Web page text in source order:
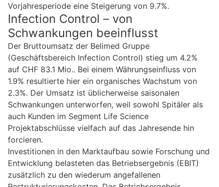
Vorjahresperiode eine Steigerung von 9.7%.
Infection Control – von
Schwankungen beeinflusst
Der Bruttoumsatz der Belimed Gruppe
(Geschäftsbereich Infection Control) stieg um 4.2%
auf CHF 83.1 Mio.. Bei einem Währungseinfluss von
1.9% resultierte hier ein organisches Wachstum von
2.3%. Der Umsatz ist üblicherweise saisonalen
Schwankungen unterworfen, weil sowohl Spitäler als
auch Kunden im Segment Life Science
Projektabschlüsse vielfach auf das Jahresende hin
forcieren.
Investitionen in den Marktaufbau sowie Forschung und
Entwicklung belasteten das Betriebsergebnis (EBIT)
zusätzlich zu den wiederum angefallenen